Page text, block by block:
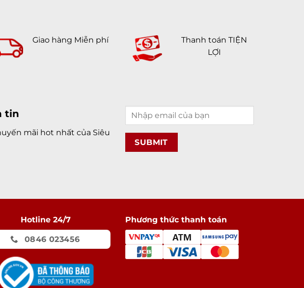
Giao hàng Miễn phí
Thanh toán TIỆN
LỢI
tin
mãi hot nhất của Siêu
Hotline 24/7
0846 023456
Phương thức thanh toán